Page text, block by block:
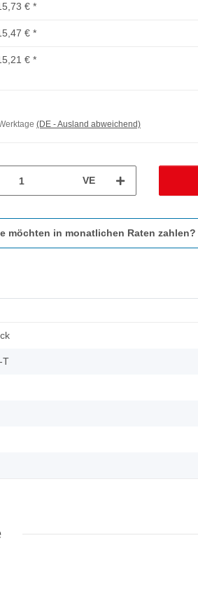
€ *
€ *
€ *
(DE - Ausland abweichend)
VE
möchten in monatlichen Raten zahlen?
T